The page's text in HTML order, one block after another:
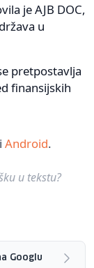
je AJB DOC,
u
pretpostavlja
finansijskih
Android.
u tekstu?
Googlu